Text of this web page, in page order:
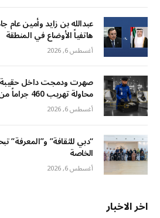
عبدالله بن زايد وأمين عام
هاتفياً الأوضاع في المنطقة
أغسطس 6, 2026
صهرت ودمجت داخل
محاولة تهريب 460 جراماً من الذهب الخام عيار 24
أغسطس 6, 2026
“دبي للثقافة” و”المعرفة”
الخاصة
أغسطس 6, 2026
اخر الاخبار